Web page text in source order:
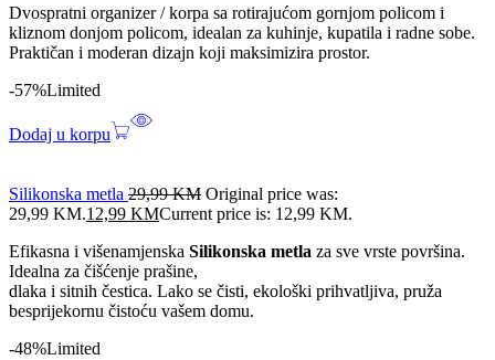
Dvospratni organizer / korpa sa rotirajućom gornjom policom i
kliznom donjom policom, idealan za kuhinje, kupatila i radne sobe.
Praktičan i moderan dizajn koji maksimizira prostor.
-57%Limited
Dodaj u korpu
Silikonska metla 29,99KM Original price was:
29,99 KM.12,99 KMCurrent price is: 12,99 KM.
Efikasna i višenamjenska Silikonska metla za sve vrste površina.
Idealna za čišćenje prašine,
dlaka i sitnih čestica. Lako se čisti, ekološki prihvatljiva, pruža
besprijekornu čistoću vašem domu.
-48%Limited